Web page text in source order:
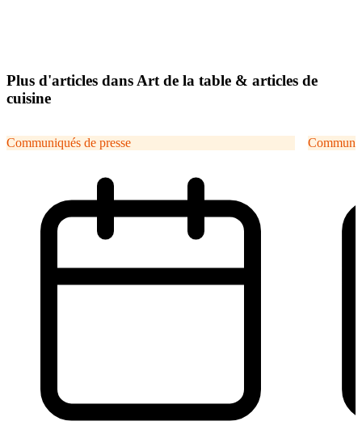
Plus d'articles dans Art de la table & articles de
cuisine
Communiqués de presse